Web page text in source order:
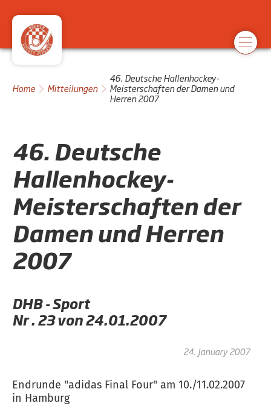
Home Mitteilungen
46. Deutsche Hallenhockey-
Meisterschaften der Damen und
Herren 2007
46. Deutsche
Hallenhockey-
Meisterschaften der
Damen und Herren
2007
DHB - Sport
Nr . 23 von 24.01.2007
24. January 2007
Endrunde "adidas Final Four" am 10./11.02.2007
in Hamburg